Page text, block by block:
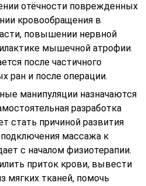
отёчности поврежденных
кровообращения в
повышении нервной
мышечной атрофии.
после частичного
ран и после операции.
манипуляции назначаются
разработка
стать причиной развития
массажа к
с началом физиотерапии.
приток крови, вывести
тканей, помочь